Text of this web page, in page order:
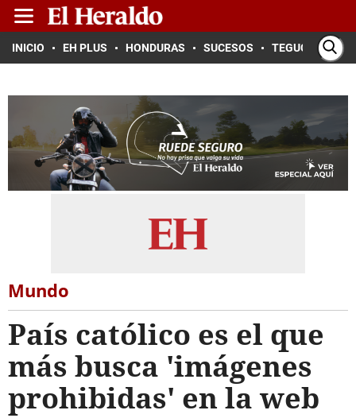
INICIO EH PLUS HONDURAS SUCESOS TEGUCIGALPA
Mundo
País católico es el que
más busca 'imágenes
prohibidas' en la web